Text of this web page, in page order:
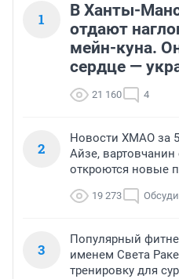
1
В Ханты-
отдают
мейн-куна.
сердце —
21 160 4
2
Новости ХМАО за 5
Айзе,
откроются новые
19 273
3
Популярный
именем Света
тренировку для